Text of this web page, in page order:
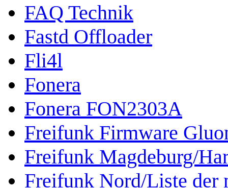
FAQ Technik
Fastd Offloader
Fli4l
Fonera
Fonera FON2303A
Freifunk Firmware
Freifunk Magdeburg/
Freifunk Nord/Liste der